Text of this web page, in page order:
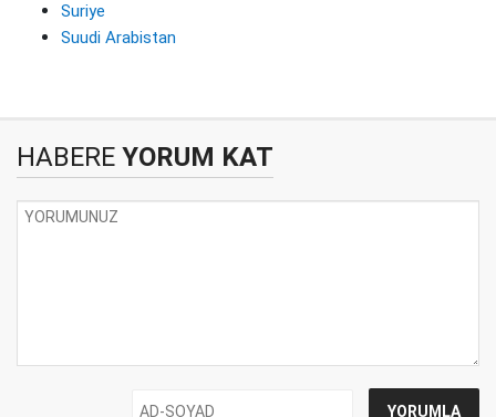
Suriye
Suudi Arabistan
HABERE YORUM KAT